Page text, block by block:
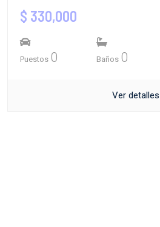
$ 330,000
Puestos 0 Baños 0
Ver detalles